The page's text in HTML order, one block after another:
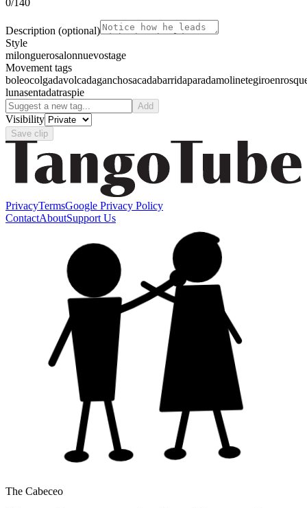
0/140
Description (optional)
Style
milonguerosalonnuevostage
Movement tags
boleocolgadavolcadaganchosacadabarridaparadamolinetegiro
lunasentadatraspie
Add
Visibility
Save clip
PrivacyTermsGoogle Privacy Policy
ContactAboutSupport Us
The Cabeceo